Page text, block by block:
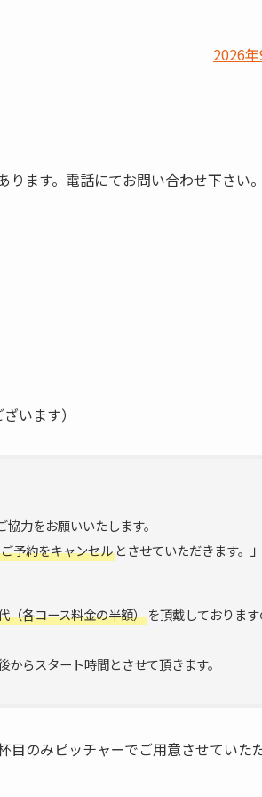
2026
ます。電話にてお問い合わせ下さい
います）
力をお願いいたします。
予約をキャンセル とさせていただきます。
（各コース料金の半額）を頂戴しておりま
らスタート時間とさせて頂きます。
のみピッチャーでご用意させていた